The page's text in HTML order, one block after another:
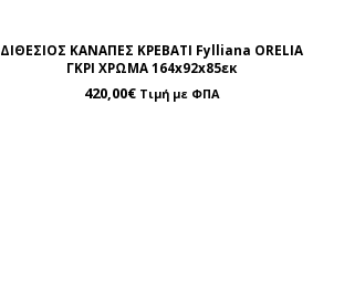
ΔΙΘΕΣΙΟΣ ΚΑΝΑΠΕΣ ΚΡΕΒΑΤΙ Fylliana ORELIA
ΓΚΡΙ ΧΡΩΜΑ 164x92x85εκ
420,00€ Τιμή με ΦΠΑ